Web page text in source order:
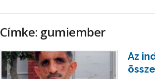
Címke: gumiember
Az